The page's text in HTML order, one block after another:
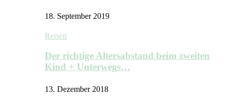
18. September 2019
Reisen
Der richtige Altersabstand beim zweiten
Kind + Unterwegs…
13. Dezember 2018